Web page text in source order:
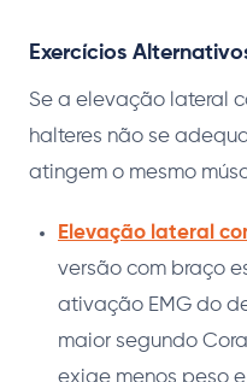
Exercícios
Se a elevação lateral
halteres não se
atingem o mesmo
Elevação lateral
versão com braço
ativação EMG do
maior segundo
exige menos peso